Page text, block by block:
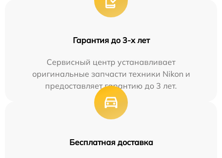
Гарантия до 3-х лет
Сервисный центр устанавливает
оригинальные запчасти техники Nikon и
предоставляет гарантию до 3 лет.
Бесплатная доставка